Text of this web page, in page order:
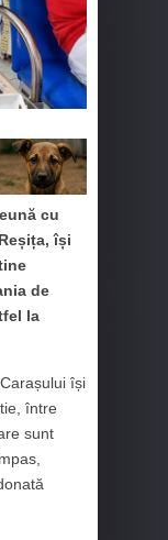
cu
își
de
la
își
între
sunt